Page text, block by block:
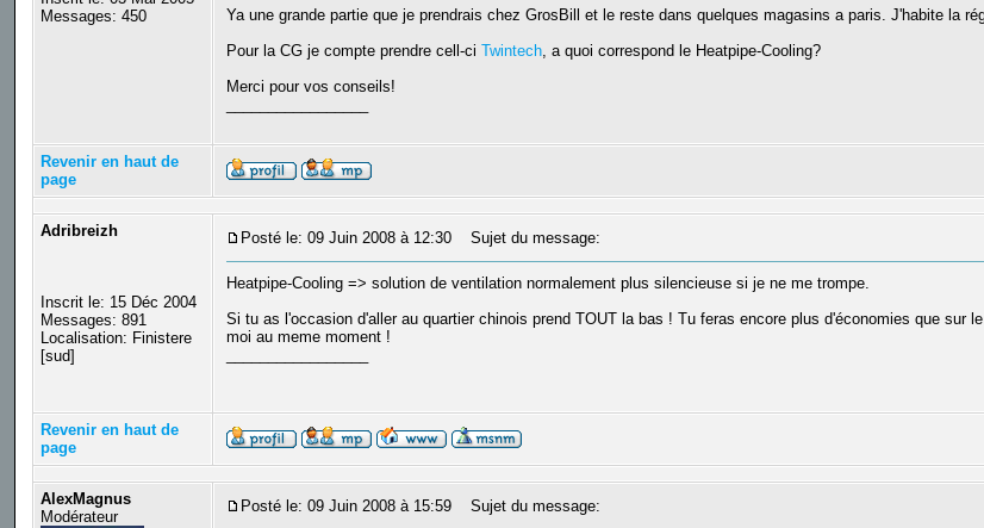
Messages: 450
Ya une grande partie que je prendrais chez GrosBill et le reste dans quelques magasins a paris. J'habite la
Pour la CG je compte prendre cell-ci Twintech, a quoi correspond le Heatpipe-Cooling?
Merci pour vos conseils!
Revenir en haut de
page
Adribreizh
Inscrit le: 15 Déc 2004
Messages: 891
Localisation: Finistere
[sud]
Posté le: 09 Juin 2008 à 12:30 Sujet du message:
Heatpipe-Cooling => solution de ventilation normalement plus silencieuse si je ne me trompe.
Si tu as l'occasion d'aller au quartier chinois prend TOUT la bas ! Tu feras encore plus d'économies que
moi au meme moment !
Revenir en haut de
page
AlexMagnus
Modérateur
Posté le: 09 Juin 2008 à 15:59 Sujet du message: